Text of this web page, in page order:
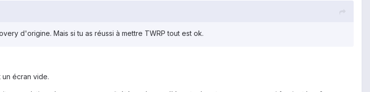
d'origine. Mais si tu as réussi à mettre TWRP tout est ok.
écran vide.